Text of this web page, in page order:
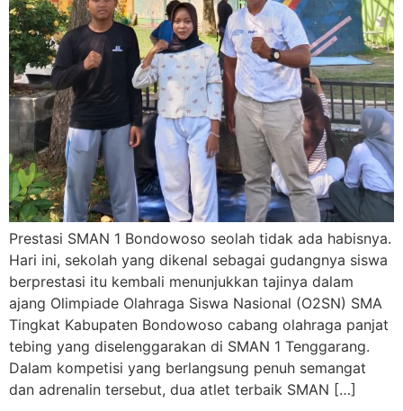
Prestasi SMAN 1 Bondowoso seolah tidak ada habisnya.
Hari ini, sekolah yang dikenal sebagai gudangnya siswa
berprestasi itu kembali menunjukkan tajinya dalam
ajang Olimpiade Olahraga Siswa Nasional (O2SN) SMA
Tingkat Kabupaten Bondowoso cabang olahraga panjat
tebing yang diselenggarakan di SMAN 1 Tenggarang.
Dalam kompetisi yang berlangsung penuh semangat
dan adrenalin tersebut, dua atlet terbaik SMAN […]